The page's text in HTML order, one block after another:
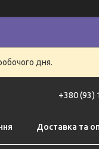
дня.
+380 (93)
Доставка та